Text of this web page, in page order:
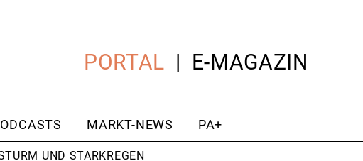
PORTAL E-MAGAZIN
MARKT-NEWS PA+
UND STARKREGEN